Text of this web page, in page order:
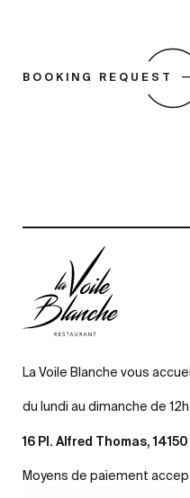
BOOKING REQUEST
La Voile Blanche vous
du lundi au dimanche de
16 Pl. Alfred Thomas,
Moyens de paiement